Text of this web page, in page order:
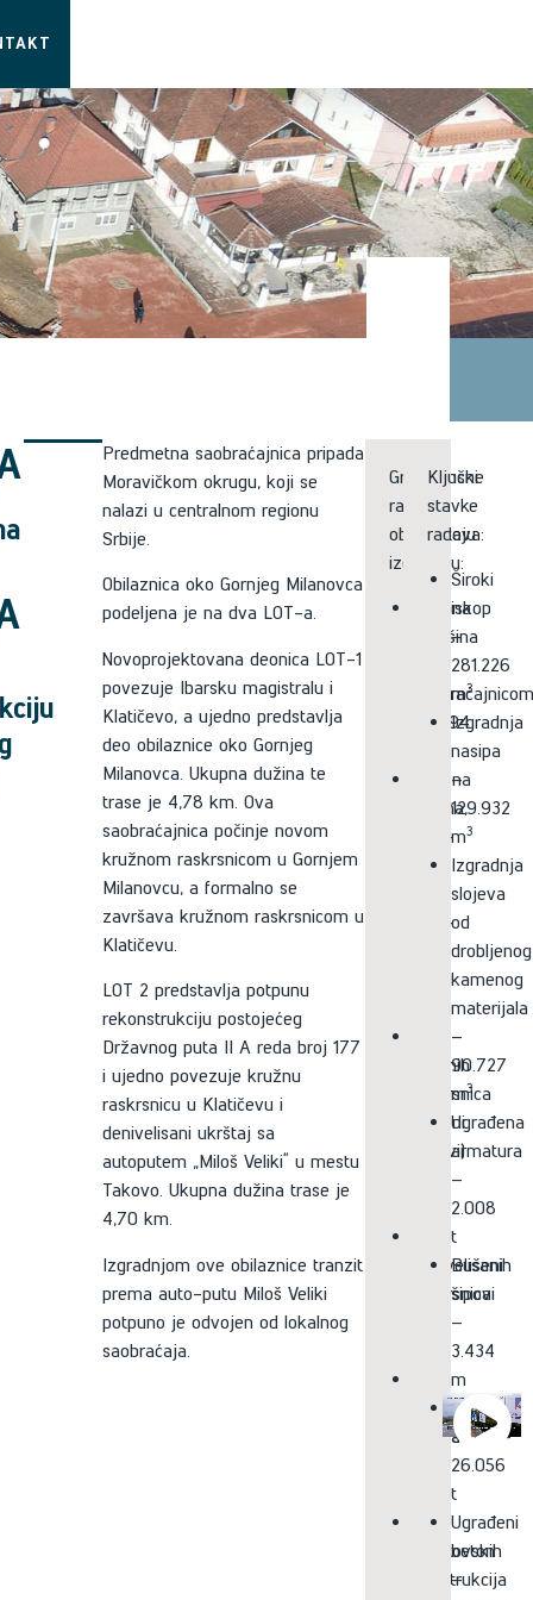
Predmetna saobraćajnica pripada
Moravičkom okrugu, koji se
nalazi u centralnom regionu
Srbije.
Obilaznica oko Gornjeg Milanovca
podeljena je na dva LOT-a.
Novoprojektovana deonica LOT-1
povezuje Ibarsku magistralu i
Klatičevo, a ujedno predstavlja
deo obilaznice oko Gornjeg
Milanovca. Ukupna dužina te
trase je 4,78 km. Ova
saobraćajnica počinje novom
kružnom raskrsnicom u Gornjem
Milanovcu, a formalno se
završava kružnom raskrsnicom u
Klatičevu.
LOT 2 predstavlja potpunu
rekonstrukciju postojećeg
Državnog puta II A reda broj 177
i ujedno povezuje kružnu
raskrsnicu u Klatičevu i
denivelisani ukrštaj sa
autoputem „Miloš Veliki“ u mestu
Takovo. Ukupna dužina trase je
4,70 km.
Izgradnjom ove obilaznice tranzit
prema auto-putu Miloš Veliki
potpuno je odvojen od lokalnog
saobraćaja.
Građevinski
radovi
obuhvataju
izgradnju:
Ukupna
površina
saobraćajnicom
74.094
Ukupna
dužina,
LOT-
LOT-
kružnih
raskrsnica
(kružni
tokovi)
denivelisanih
raskrsnica
površinskih
raskrsnica
Broj
mostovskih
konstrukcija
Ključne
stavke
radova:
Široki
iskop
–
281.226
m3
Izgradnja
nasipa
–
129.932
m3
Izgradnja
slojeva
od
drobljenog
kamenog
materijala
–
90.727
m3
Ugrađena
armatura
–
2.008
t
Bušeni
šipovi
–
3.434
m
Ugrađeni
asfalt –
26.056
t
Ugrađeni
beton
–